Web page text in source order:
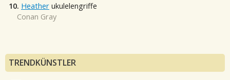
10. Heather ukulelengriffe
Conan Gray
TRENDKÜNSTLER